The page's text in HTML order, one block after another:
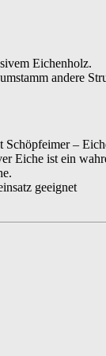
Eichenholz.
andere
–
Eiche ist ein
geeignet